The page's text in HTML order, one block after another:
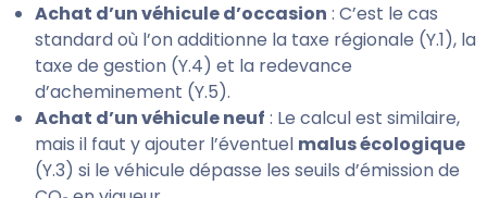
Achat d’un véhicule d’occasion : C’est le cas
standard où l’on additionne la taxe régionale (Y.1), la
taxe de gestion (Y.4) et la redevance
d’acheminement (Y.5).
Achat d’un véhicule neuf : Le calcul est similaire,
mais il faut y ajouter l’éventuel malus écologique
(Y.3) si le véhicule dépasse les seuils d’émission de